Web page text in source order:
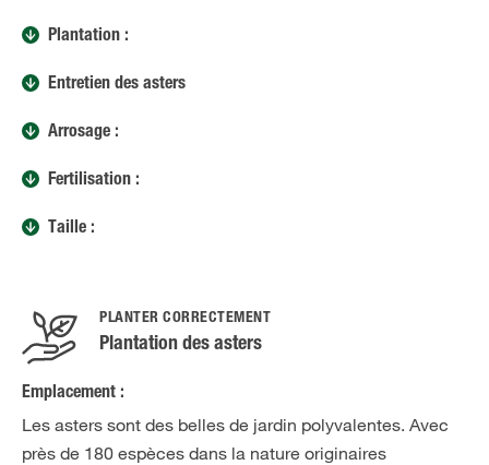
Plantation :
Entretien des asters
Arrosage :
Fertilisation :
Taille :
PLANTER CORRECTEMENT
Plantation des asters
Emplacement :
Les asters sont des belles de jardin polyvalentes. Avec
près de 180 espèces dans la nature originaires